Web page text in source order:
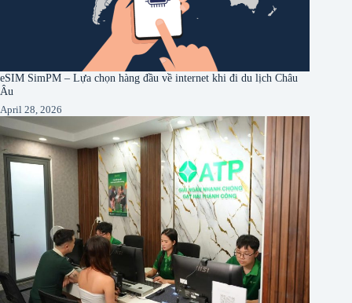
eSIM SimPM – Lựa chọn hàng đầu về internet khi đi du lịch Châu
Âu
April 28, 2026